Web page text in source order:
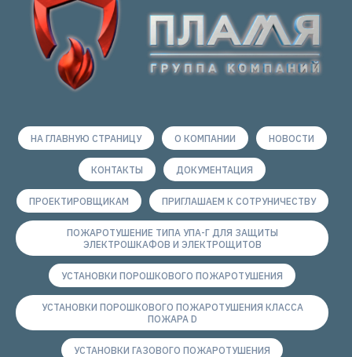
НА ГЛАВНУЮ СТРАНИЦУ О КОМПАНИИ НОВОСТИ
КОНТАКТЫ ДОКУМЕНТАЦИЯ
ПРОЕКТИРОВЩИКАМ ПРИГЛАШАЕМ К СОТРУНИЧЕСТВУ
ПОЖАРОТУШЕНИЕ ТИПА УПА-Г ДЛЯ ЗАЩИТЫ
ЭЛЕКТРОШКАФОВ И ЭЛЕКТРОЩИТОВ
УСТАНОВКИ ПОРОШКОВОГО ПОЖАРОТУШЕНИЯ
УСТАНОВКИ ПОРОШКОВОГО ПОЖАРОТУШЕНИЯ КЛАССА
ПОЖАРА D
УСТАНОВКИ ГАЗОВОГО ПОЖАРОТУШЕНИЯ